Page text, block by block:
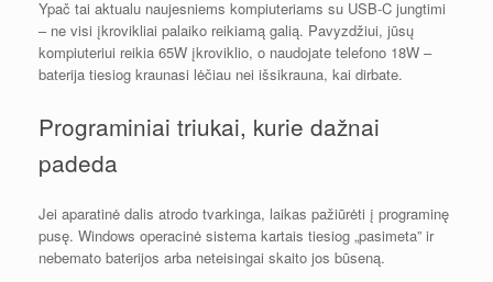
Ypač tai aktualu naujesniems kompiuteriams su USB-C jungtimi
– ne visi įkrovikliai palaiko reikiamą galią. Pavyzdžiui, jūsų
kompiuteriui reikia 65W įkroviklio, o naudojate telefono 18W –
baterija tiesiog kraunasi lėčiau nei išsikrauna, kai dirbate.
Programiniai triukai, kurie dažnai
padeda
Jei aparatinė dalis atrodo tvarkinga, laikas pažiūrėti į programinę
pusę. Windows operacinė sistema kartais tiesiog „pasimeta” ir
nebemato baterijos arba neteisingai skaito jos būseną.